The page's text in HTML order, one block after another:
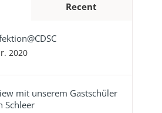
Recent
2020
mit unserem Gastschüler
Schleer